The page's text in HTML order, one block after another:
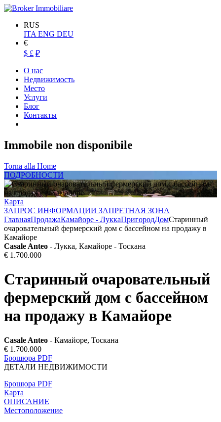
RUS
ITA ENG DEU
€
$ £ ₽
О нас
Недвижимость
Место
Услуги
Блог
Контакты
Immobile non disponibile
Torna alla Home
ПОДРОБНОСТИ
Карта
ЗАПРОС ИНФОРМАЦИИ ЗАПРЕТНАЯ ЗОНА
ГлавнаяПродажаКамайоре - ЛуккаПригородДомСтаринный
очаровательный фермерский дом с бассейном на продажу в
Камайоре
Casale Anteo - Лукка, Камайоре - Тоскана
€ 1.700.000
Старинный очаровательный
фермерский дом с бассейном
на продажу в Камайоре
Casale Anteo - Камайоре, Тоскана
€ 1.700.000
Брошюра PDF
ДЕТАЛИ НЕДВИЖИМОСТИ
Брошюра PDF
Карта
ОПИСАНИЕ
Местоположение